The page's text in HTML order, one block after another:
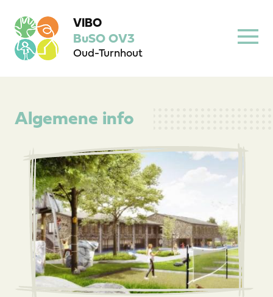
VIBO
BuSO OV3
Oud-Turnhout
Algemene info